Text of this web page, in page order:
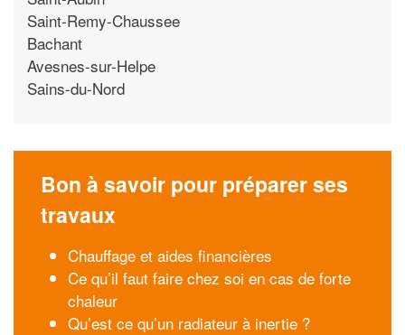
Saint-Remy-Chaussee
Bachant
Avesnes-sur-Helpe
Sains-du-Nord
Bon à savoir pour préparer ses
travaux
Chauffage et aides financières
Ce qu’il faut faire chez soi en cas de forte
chaleur
Qu’est ce qu’un radiateur à inertie ?